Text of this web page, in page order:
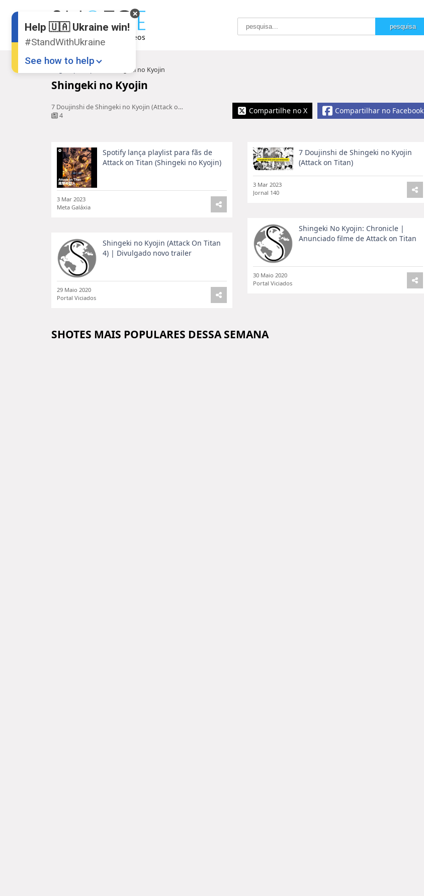
Shingeki no Kyojin
Shingeki no Kyojin
7 Doujinshi de Shingeki no Kyojin (Attack on Titan)
4
Compartilhar no Facebook
Compartilhe no X
7 Doujinshi de Shingeki no Kyojin
(Attack on Titan)
3 Mar 2023
Jornal 140
Spotify lança playlist para fãs de
Attack on Titan (Shingeki no Kyojin)
3 Mar 2023
Meta Galáxia
Shingeki No Kyojin: Chronicle |
Anunciado filme de Attack on Titan
30 Maio 2020
Portal Viciados
Shingeki no Kyojin (Attack On Titan
4) | Divulgado novo trailer
29 Maio 2020
Portal Viciados
SHOTES MAIS POPULARES DESSA SEMANA
Help 🇺🇦 Ukraine win!
#StandWithUkraine
See how to help
💸
Support Ukraine
Share this widget